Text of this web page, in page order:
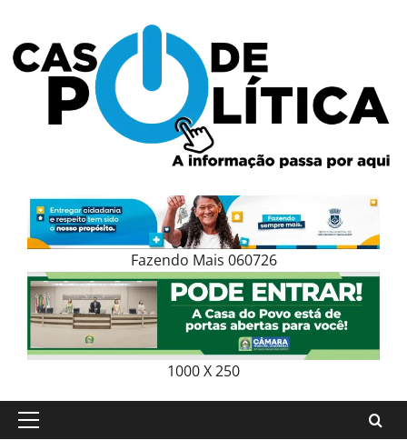
content
Fazendo Mais 060726
1000 X 250
Primary